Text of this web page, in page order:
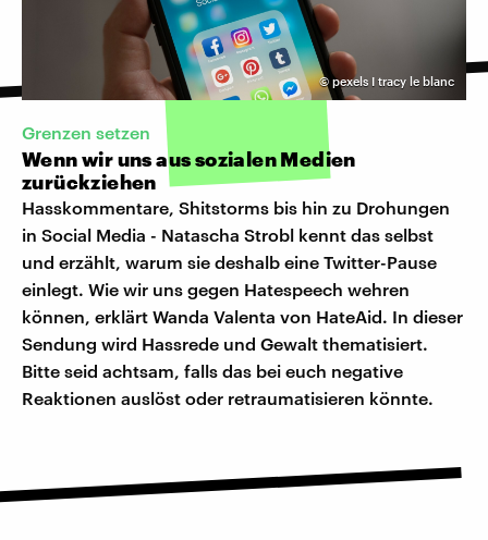
© pexels I tracy le blanc
Grenzen setzen
Wenn wir uns aus sozialen Medien
zurückziehen
Hasskommentare, Shitstorms bis hin zu Drohungen
in Social Media - Natascha Strobl kennt das selbst
und erzählt, warum sie deshalb eine Twitter-Pause
einlegt. Wie wir uns gegen Hatespeech wehren
können, erklärt Wanda Valenta von HateAid. In dieser
Sendung wird Hassrede und Gewalt thematisiert.
Bitte seid achtsam, falls das bei euch negative
Reaktionen auslöst oder retraumatisieren könnte.